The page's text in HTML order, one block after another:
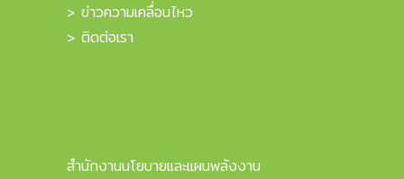
> ข่าวความเคลื่อนไหว
> ติดต่อเรา
สำนักงานนโยบายและแผนพลังงาน